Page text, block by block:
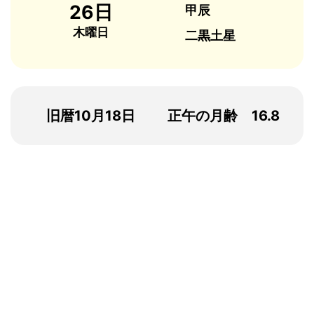
26日
木曜日
甲辰
二黒土星
旧暦10月18日 正午の月齢 16.8